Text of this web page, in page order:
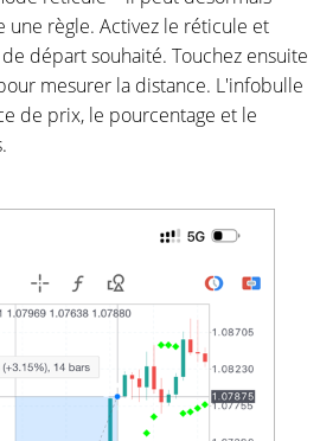
une règle. Activez le réticule et
départ souhaité. Touchez ensuite
mesurer la distance. L'infobulle
de prix, le pourcentage et le